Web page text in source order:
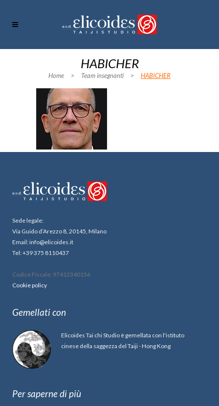
HABICHER
Home > Team insegnanti > HABICHER
Sede legale:
Via Guido d’Arezzo 8, 20145, Milano
Email: info@elicoides.it
Tel: +39 375 8110437
Codice Fiscale: 97412340156
Cookie policy
Gemellati con
Elicoides Tai chi Studio è gemellata con l'istituto
cinese della saggezza del Taiji - Hong Kong
Per saperne di più